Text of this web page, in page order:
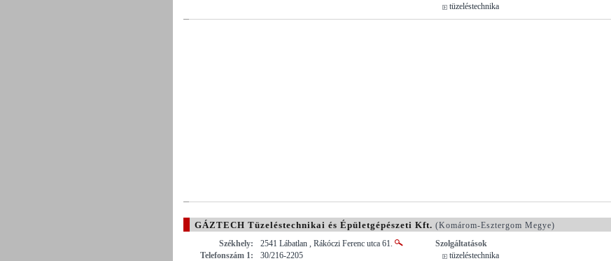
tüzeléstechnika
GÁZTECH Tüzeléstechnikai és Épületgépészeti Kft. (Komárom-Esztergom Megye)
Székhely:
2541 Lábatlan , Rákóczi Ferenc utca 61.
Telefonszám 1:
30/216-2205
Szolgáltatások
tüzeléstechnika